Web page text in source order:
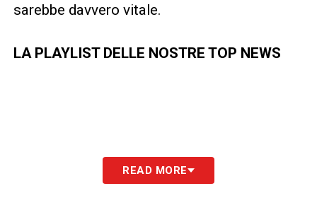
sarebbe davvero vitale.
LA PLAYLIST DELLE NOSTRE TOP NEWS
READ MORE